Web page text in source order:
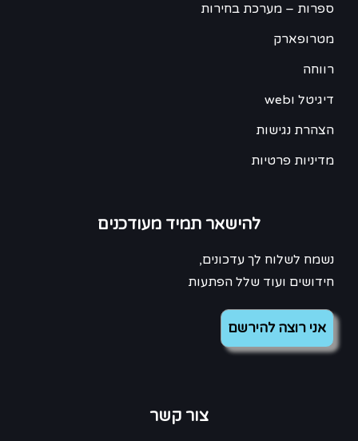
ספרות – מערכת בחירות
מטרופארק
רווחה
דיגיטל וweb
הצהרת נגישות
מדיניות פרטיות
להישאר תמיד מעודכנים
נשמח לשלוח לך עדכונים,
חידושים ועוד שלל הפתעות
צור קשר